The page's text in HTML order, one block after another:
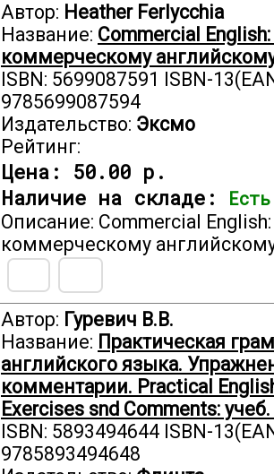
Автор: Heather Ferlycchia
Название: Commercial
коммерческому
ISBN: 5699087591 ISBN-
9785699087594
Издательство: Эксмо
Рейтинг:
Цена: 50.00 р.
Наличие на складе:
Описание: Commercial
коммерческому
Автор: Гуревич В.В.
Название: Практическая
английского языка.
комментарии. Practical
Exercises snd Comments:
ISBN: 5893494644 ISBN-
9785893494648